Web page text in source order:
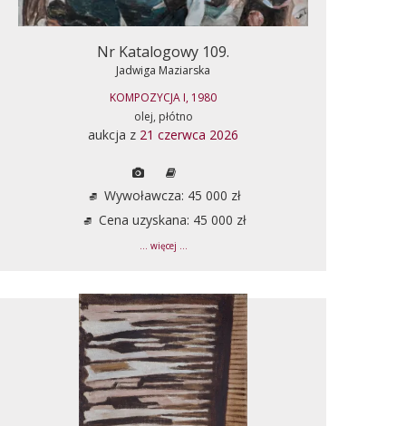
Nr Katalogowy 109.
Jadwiga Maziarska
KOMPOZYCJA I, 1980
olej, płótno
aukcja z 21 czerwca 2026
Wywoławcza: 45 000 zł
Cena uzyskana: 45 000 zł
... więcej ...